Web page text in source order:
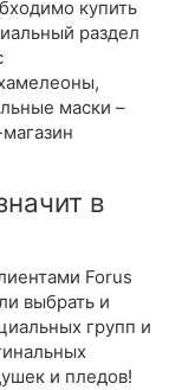
купить
раздел
маски –
в
Forus
выбрать и
групп и
и пледов!